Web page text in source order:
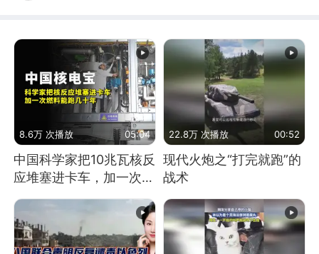
8.6万 次播放 05:04
中国科学家把10兆瓦核反
应堆塞进卡车，加一次燃
料能跑几十年
22.8万 次播放 00:52
现代火炮之“打完就跑”的
战术